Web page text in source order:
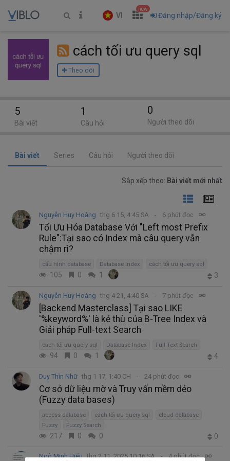
VI
new
Đăng nhập/Đăng ký
cách tối ưu query sql
Theo dõi
Bài viết Series Câu hỏi Người theo dõi
Sắp xếp theo: Bài viết mới nhất
Nguyễn Huy Hoàng thg 6 15, 4:45 SA 6 phút đọc
Tối Ưu Hóa Database Với "Left most Prefix
Rule":Tại sao có Index mà câu query vẫn
chậm rì?
cấu hình database Database Index cách tối ưu query sql
105 0 1 3
Nguyễn Huy Hoàng thg 4 21, 4:40 SA 7 phút đọc
[Backend Masterclass] Tại sao LIKE
'%keyword%' là kẻ thù của B-Tree Index và
Giải pháp Full-text Search
cách tối ưu query sql Database Index Full Text Search
94 0 1 4
Duy Thìn Nhữ thg 1 17, 1:40 CH 24 phút đọc
Cơ sở dữ liệu mờ và Truy vấn mềm dẻo
(Fuzzy data bases)
access database cách tối ưu query sql
cloud database
Fuzzy
Fuzzy Search
217 0 0 0
Ngô Minh Hiếu thg 2 11, 2025 10:16 SA 4 phút đọc
5
Bài viết
1
Câu hỏi
0
Người theo dõi